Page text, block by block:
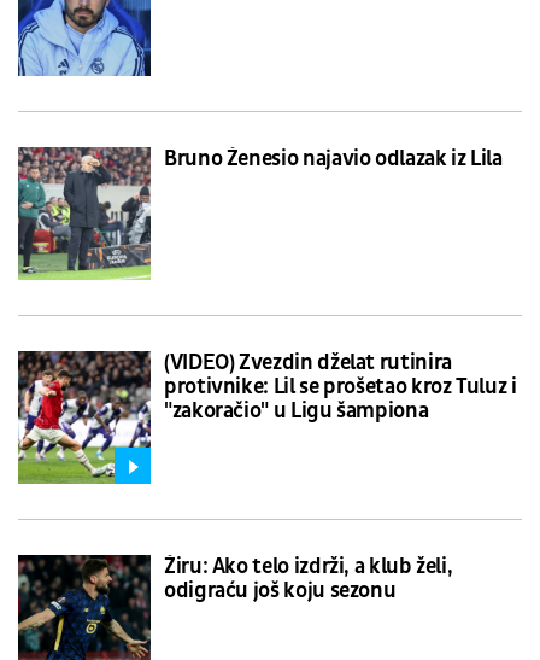
Bruno Ženesio najavio odlazak iz Lila
(VIDEO) Zvezdin dželat rutinira
protivnike: Lil se prošetao kroz Tuluz i
"zakoračio" u Ligu šampiona
Žiru: Ako telo izdrži, a klub želi,
odigraću još koju sezonu